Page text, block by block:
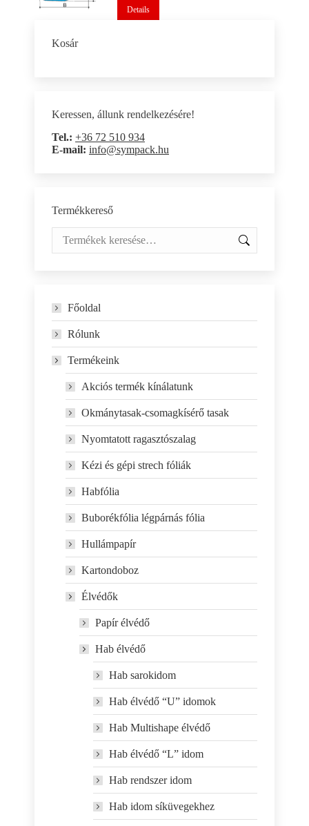
Details
Kosár
Keressen, állunk rendelkezésére!
Tel.: +36 72 510 934
E-mail: info@sympack.hu
Termékkereső
Főoldal
Rólunk
Termékeink
Akciós termék kínálatunk
Okmánytasak-csomagkísérő tasak
Nyomtatott ragasztószalag
Kézi és gépi strech fóliák
Habfólia
Buborékfólia légpárnás fólia
Hullámpapír
Kartondoboz
Élvédők
Papír élvédő
Hab élvédő
Hab sarokidom
Hab élvédő “U” idomok
Hab Multishape élvédő
Hab élvédő “L” idom
Hab rendszer idom
Hab idom síküvegekhez